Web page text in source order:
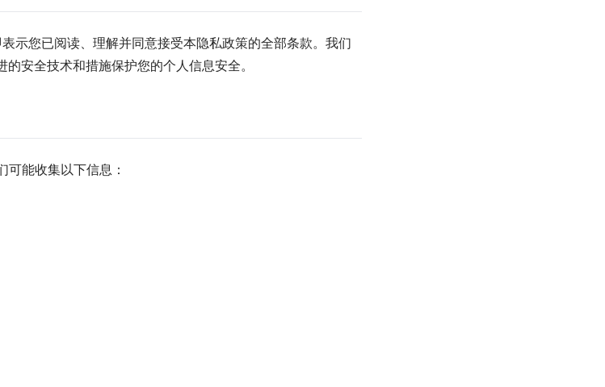
示您已阅读、理解并同意接受本隐私政策的全部条款。我们
安全技术和措施保护您的个人信息安全。
能收集以下信息：